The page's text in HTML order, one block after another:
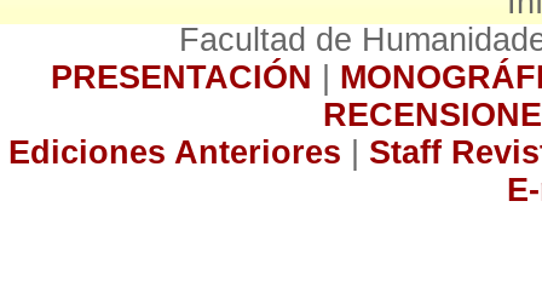
Facultad de
PRESENTACIÓN
Ediciones Anteriores
Staff